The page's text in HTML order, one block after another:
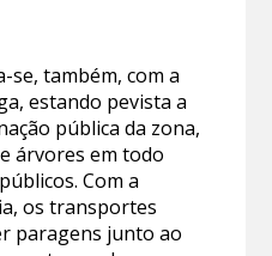
se, também, com a
estando pevista a
pública da zona,
árvores em todo
Com a
os transportes
paragens junto ao